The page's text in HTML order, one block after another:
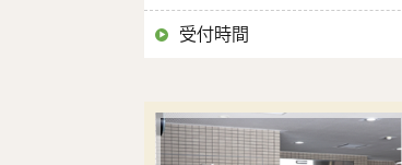
受付時間